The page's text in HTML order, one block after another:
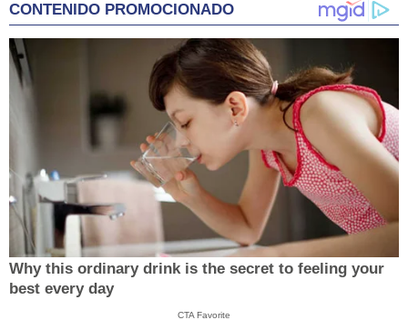
CONTENIDO PROMOCIONADO
Why this ordinary drink is the secret to feeling your
best every day
CTA Favorite